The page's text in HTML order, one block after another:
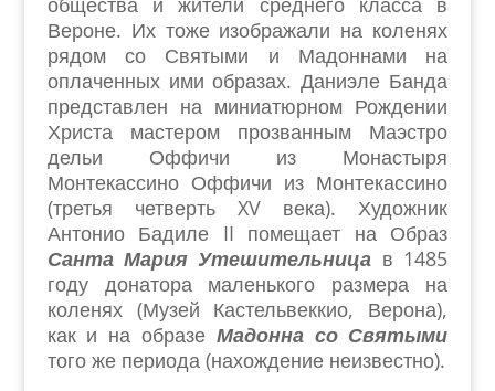
Вероне. Их тоже изображали на коленях
рядом со Святыми и Мадоннами на
оплаченных ими образах. Даниэле Банда
представлен на миниатюрном Рождении
Христа мастером прозванным Маэстро
дельи Оффичи из Монастыря
Монтекассино Оффичи из Монтекассино
(третья четверть XV века). Художник
Антонио Бадиле II помещает на Образ
Санта Мария Утешительница в 1485
году донатора маленького размера на
коленях (Музей Кастельвеккио, Верона),
как и на образе Мадонна со Святыми
того же периода (нахождение неизвестно).